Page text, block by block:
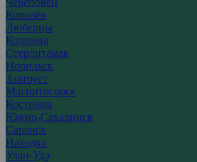
Королёв
Люберцы
Коломна
Стерлитамак
Норильск
Златоуст
Магнитогорск
Кострома
Южно-Сахалинск
Саранск
Находка
Улан-Удэ